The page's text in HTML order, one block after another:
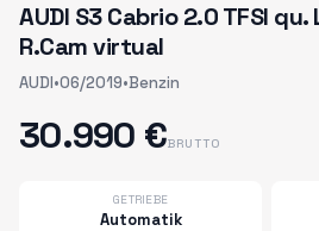
AUDI S3 Cabrio 2.0 TFSI qu.
R.Cam virtual
AUDI•06/2019•Benzin
30.990 €BRUTTO
GETRIEBE
Automatik